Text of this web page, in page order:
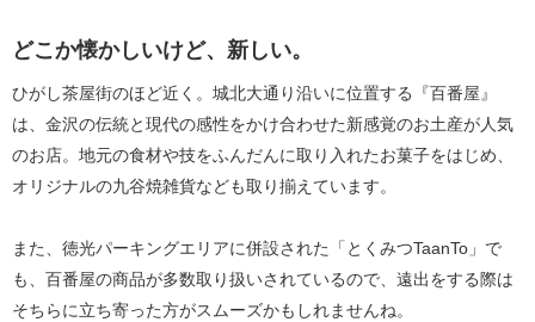
どこか懐かしいけど、新しい。
ひがし茶屋街のほど近く。城北大通り沿いに位置する『百番屋』
は、金沢の伝統と現代の感性をかけ合わせた新感覚のお土産が人気
のお店。地元の食材や技をふんだんに取り入れたお菓子をはじめ、
オリジナルの九谷焼雑貨なども取り揃えています。
また、徳光パーキングエリアに併設された「とくみつTaanTo」で
も、百番屋の商品が多数取り扱いされているので、遠出をする際は
そちらに立ち寄った方がスムーズかもしれませんね。